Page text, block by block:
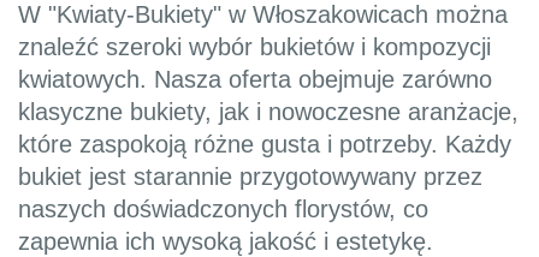
W "Kwiaty-Bukiety" w Włoszakowicach można
znaleźć szeroki wybór bukietów i kompozycji
kwiatowych. Nasza oferta obejmuje zarówno
klasyczne bukiety, jak i nowoczesne aranżacje,
które zaspokoją różne gusta i potrzeby. Każdy
bukiet jest starannie przygotowywany przez
naszych doświadczonych florystów, co
zapewnia ich wysoką jakość i estetykę.